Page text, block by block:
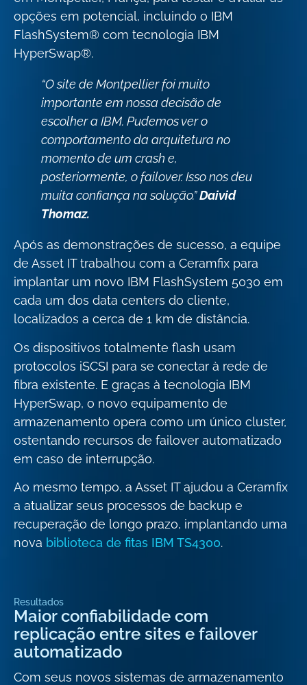
opções em potencial, incluindo o IBM
FlashSystem® com tecnologia IBM
HyperSwap®.
“O site de Montpellier foi muito
importante em nossa decisão de
escolher a IBM. Pudemos ver o
comportamento da arquitetura no
momento de um crash e,
posteriormente, o failover. Isso nos deu
muita confiança na solução.”Daivid
Thomaz.
Após as demonstrações de sucesso, a equipe
de Asset IT trabalhou com a Ceramfix para
implantar um novo IBM FlashSystem 5030 em
cada um dos data centers do cliente,
localizados a cerca de 1 km de distância.
Os dispositivos totalmente flash usam
protocolos iSCSI para se conectar à rede de
fibra existente. E graças à tecnologia IBM
HyperSwap, o novo equipamento de
armazenamento opera como um único cluster,
ostentando recursos de failover automatizado
em caso de interrupção.
Ao mesmo tempo, a Asset IT ajudou a Ceramfix
a atualizar seus processos de backup e
recuperação de longo prazo, implantando uma
nova biblioteca de fitas IBM TS4300.
Resultados
Maior confiabilidade com
replicação entre sites e failover
automatizado
Com seus novos sistemas de armazenamento